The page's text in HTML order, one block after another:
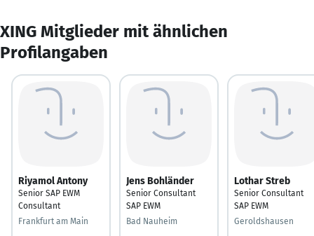
XING Mitglieder mit ähnlichen
Profilangaben
Riyamol Antony
Senior SAP EWM
Consultant
Frankfurt am Main
Jens Bohländer
Senior Consultant
SAP EWM
Bad Nauheim
Lothar Streb
Senior Consultant
SAP EWM
Geroldshausen